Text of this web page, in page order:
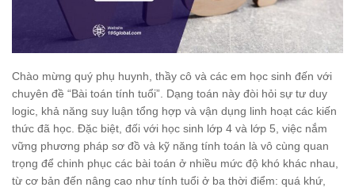
Chào mừng quý phụ huynh, thầy cô và các em học sinh đến với
chuyên đề “Bài toán tính tuổi”. Dạng toán này đòi hỏi sự tư duy
logic, khả năng suy luận tổng hợp và vận dụng linh hoạt các kiến
thức đã học. Đặc biệt, đối với học sinh lớp 4 và lớp 5, việc nắm
vững phương pháp sơ đồ và kỹ năng tính toán là vô cùng quan
trọng để chinh phục các bài toán ở nhiều mức độ khó khác nhau,
từ cơ bản đến nâng cao như tính tuổi ở ba thời điểm: quá khứ,